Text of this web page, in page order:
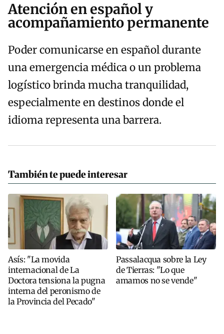
Atención en español y
acompañamiento permanente
Poder comunicarse en español durante
una emergencia médica o un problema
logístico brinda mucha tranquilidad,
especialmente en destinos donde el
idioma representa una barrera.
También te puede interesar
Asís: "La movida
internacional de La
Doctora tensiona la pugna
interna del peronismo de
la Provincia del Pecado"
Passalacqua sobre la Ley
de Tierras: "Lo que
amamos no se vende"